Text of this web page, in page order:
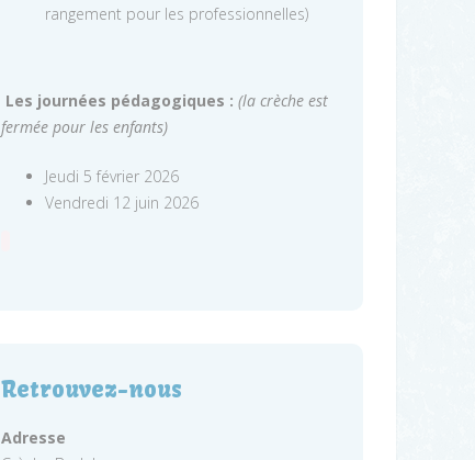
rangement pour les professionnelles)
Les journées pédagogiques : (la crèche est
fermée pour les enfants)
Jeudi 5 février 2026
Vendredi 12 juin 2026
Retrouvez-nous
Adresse